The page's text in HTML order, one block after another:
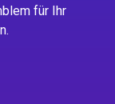
für Ihr